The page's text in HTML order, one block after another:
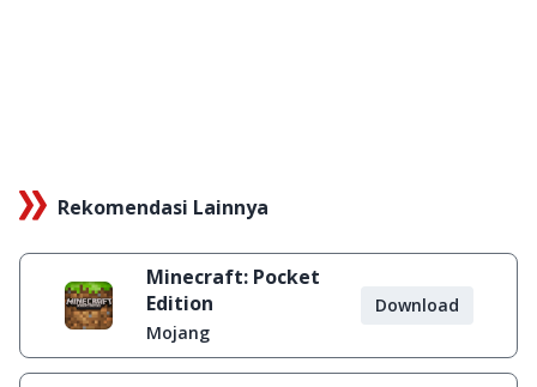
Rekomendasi Lainnya
Minecraft: Pocket
Edition
Mojang
Download